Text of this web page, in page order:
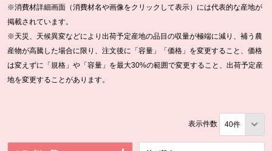
※消費材詳細画面（消費材名や画像をクリックして表示）には代表的な産地が
掲載されています。
※天災、天候異変などにより出荷予定産地の品目の収量が極端に減り、補う農
産物が高騰した場合に限り、注文後に「容量」「価格」を変更すること、価格
は変えずに「規格」や「容量」を最大30%の範囲で変更すること、出荷予定産
地を変更することがあります。
表示件数